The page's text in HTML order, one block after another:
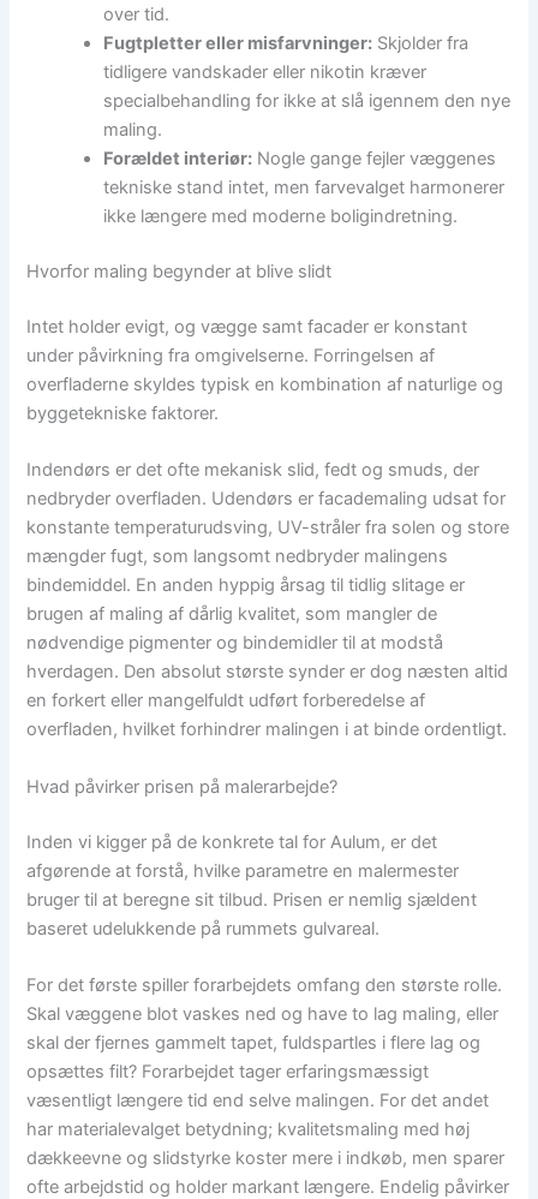
over tid.
Fugtpletter eller misfarvninger: Skjolder fra
tidligere vandskader eller nikotin kræver
specialbehandling for ikke at slå igennem den nye
maling.
Forældet interiør: Nogle gange fejler væggenes
tekniske stand intet, men farvevalget harmonerer
ikke længere med moderne boligindretning.
Hvorfor maling begynder at blive slidt
Intet holder evigt, og vægge samt facader er konstant
under påvirkning fra omgivelserne. Forringelsen af
overfladerne skyldes typisk en kombination af naturlige og
byggetekniske faktorer.
Indendørs er det ofte mekanisk slid, fedt og smuds, der
nedbryder overfladen. Udendørs er facademaling udsat for
konstante temperaturudsving, UV-stråler fra solen og store
mængder fugt, som langsomt nedbryder malingens
bindemiddel. En anden hyppig årsag til tidlig slitage er
brugen af maling af dårlig kvalitet, som mangler de
nødvendige pigmenter og bindemidler til at modstå
hverdagen. Den absolut største synder er dog næsten altid
en forkert eller mangelfuldt udført forberedelse af
overfladen, hvilket forhindrer malingen i at binde ordentligt.
Hvad påvirker prisen på malerarbejde?
Inden vi kigger på de konkrete tal for Aulum, er det
afgørende at forstå, hvilke parametre en malermester
bruger til at beregne sit tilbud. Prisen er nemlig sjældent
baseret udelukkende på rummets gulvareal.
For det første spiller forarbejdets omfang den største rolle.
Skal væggene blot vaskes ned og have to lag maling, eller
skal der fjernes gammelt tapet, fuldspartles i flere lag og
opsættes filt? Forarbejdet tager erfaringsmæssigt
væsentligt længere tid end selve malingen. For det andet
har materialevalget betydning; kvalitetsmaling med høj
dækkeevne og slidstyrke koster mere i indkøb, men sparer
ofte arbejdstid og holder markant længere. Endelig påvirker